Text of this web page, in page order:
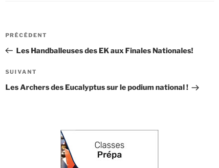
Navigation
l’article
Article
précédent
PRÉCÉDENT
Les Handballeuses des EK aux Finales Nationales!
Article
suivant
SUIVANT
Les Archers des Eucalyptus sur le podium national !